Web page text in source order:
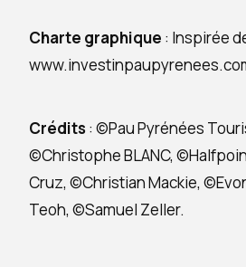
Charte graphique : Inspirée
Crédits: ©Pau Pyrénées
©Christophe BLANC,
Cruz, ©Christian Mackie,
Teoh, ©Samuel Zeller.